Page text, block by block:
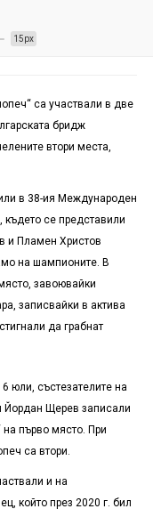
15px
са участвали в две
бридж
втори места,
в 38-ия Международен
където се представили
и Пламен Христов
на шампионите. В
завоювайки
записвайки в актива
да грабнат
юли, състезателите на
Йордан Щерев записали
първо място. При
са втори.
и на
който през 2020 г. бил